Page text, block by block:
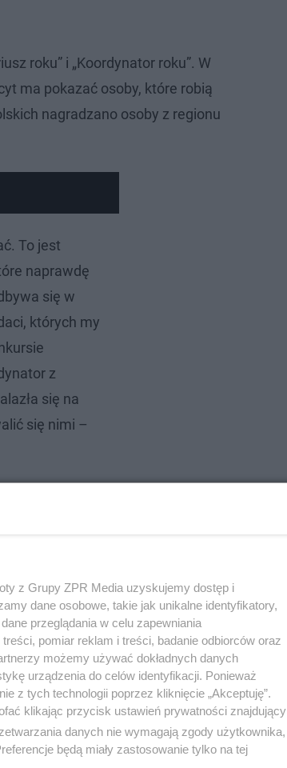
roku” i „Koordynator roku”. W
ma pokazać osoby, które robią
nagradzano osoby z regionu
To jest
naprawdę
się w
których my
z
się na
się nimi –
k…
z Grupy ZPR Media uzyskujemy dostęp i
dane osobowe, takie jak unikalne identyfikatory,
przeglądania w celu zapewniania
pomiar reklam i treści, badanie odbiorców oraz
możemy używać dokładnych danych
urządzenia do celów identyfikacji. Ponieważ
z tych technologii poprzez kliknięcie „Akceptuję”.
klikając przycisk ustawień prywatności znajdujący
danych nie wymagają zgody użytkownika,
będą miały zastosowanie tylko na tej